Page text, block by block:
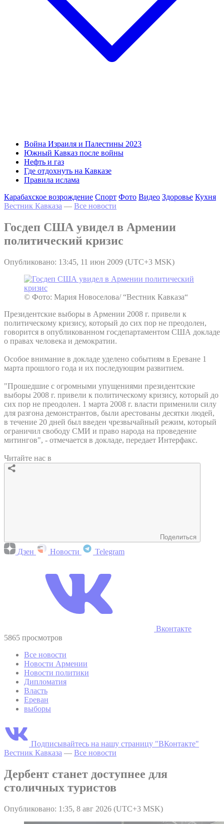
Война Израиля и Палестины 2023
Южный Кавказ после войны
Нефть и газ
Где отдохнуть на Кавказе
Правила ислама
Карабахское возрождение Спорт Фото Видео Здоровье Кухня
Вестник Кавказа — Все новости
Госдеп США увидел в Армении
политический кризис
Опубликовано: 13:45, 11 июн 2009 (UTC+3 MSK)
© Фото: Мария Новоселова/ “Вестник Кавказа“
Президентские выборы в Армении 2008 г. привели к
политическому кризису, который до сих пор не преодолен,
говорится в опубликованном госдепартаментом США докладе
о правах человека и демократии.
Особое внимание в докладе уделено событиям в Ереване 1
марта прошлого года и их последующим развитием.
"Прошедшие с огромными упущениями президентские
выборы 2008 г. привели к политическому кризису, который до
сих пор не преодолен. 1 марта 2008 г. власти применили силу
для разгона демонстрантов, были арестованы десятки людей,
в течение 20 дней был введен чрезвычайный режим, который
ограничил свободу СМИ и право народа на проведение
митингов", - отмечается в докладе, передает Интерфакс.
Читайте нас в
Поделиться
Дзен Новости Telegram
Вконтакте
5865 просмотров
Все новости
Новости Армении
Новости политики
Дипломатия
Власть
Ереван
выборы
Подписывайтесь на нашу страницу "ВКонтакте"
Вестник Кавказа — Все новости
Дербент станет доступнее для
столичных туристов
Опубликовано: 1:35, 8 авг 2026 (UTC+3 MSK)